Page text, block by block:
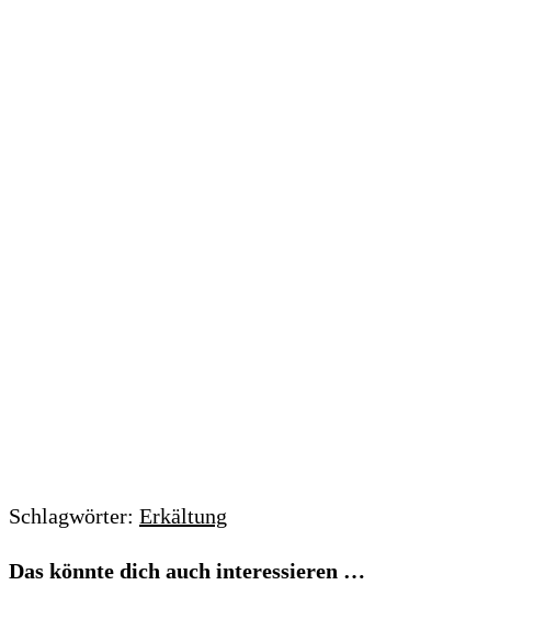
Schlagwörter: Erkältung
Das könnte dich auch interessieren …